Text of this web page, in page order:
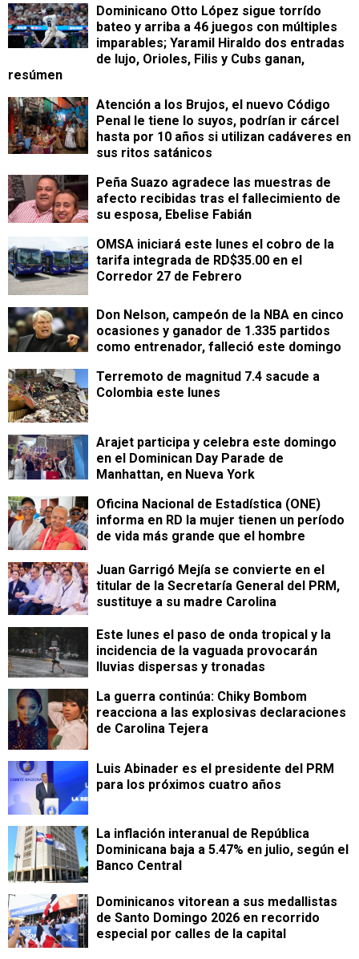
Dominicano Otto López sigue torrído
bateo y arriba a 46 juegos con múltiples
imparables; Yaramil Hiraldo dos entradas
de lujo, Orioles, Filis y Cubs ganan,
resúmen
Atención a los Brujos, el nuevo Código
Penal le tiene lo suyos, podrían ir cárcel
hasta por 10 años si utilizan cadáveres en
sus ritos satánicos
Peña Suazo agradece las muestras de
afecto recibidas tras el fallecimiento de
su esposa, Ebelise Fabián
OMSA iniciará este lunes el cobro de la
tarifa integrada de RD$35.00 en el
Corredor 27 de Febrero
Don Nelson, campeón de la NBA en cinco
ocasiones y ganador de 1.335 partidos
como entrenador, falleció este domingo
Terremoto de magnitud 7.4 sacude a
Colombia este lunes
Arajet participa y celebra este domingo
en el Dominican Day Parade de
Manhattan, en Nueva York
Oficina Nacional de Estadística (ONE)
informa en RD la mujer tienen un período
de vida más grande que el hombre
Juan Garrigó Mejía se convierte en el
titular de la Secretaría General del PRM,
sustituye a su madre Carolina
Este lunes el paso de onda tropical y la
incidencia de la vaguada provocarán
lluvias dispersas y tronadas
La guerra continúa: Chiky Bombom
reacciona a las explosivas declaraciones
de Carolina Tejera
Luis Abinader es el presidente del PRM
para los próximos cuatro años
La inflación interanual de República
Dominicana baja a 5.47% en julio, según el
Banco Central
Dominicanos vitorean a sus medallistas
de Santo Domingo 2026 en recorrido
especial por calles de la capital